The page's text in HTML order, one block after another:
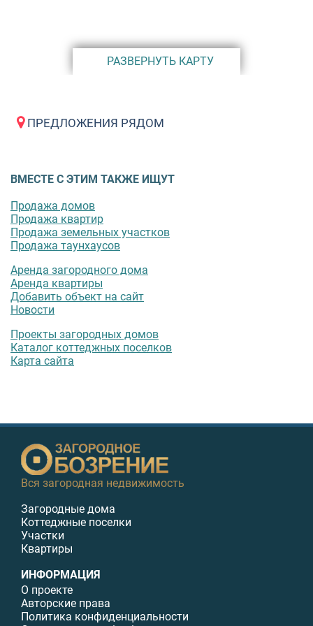
Дорога от Поселка до СПБ занимает не более 15
минут. Добраться до города можно как на личном
автомобиле, так и общественным транспортном
РАЗВЕРНУТЬ КАРТУ
ПРЕДЛОЖЕНИЯ РЯДОМ
ВМЕСТЕ С ЭТИМ ТАКЖЕ ИЩУТ
Продажа домов
Продажа квартир
Продажа земельных участков
Продажа таунхаусов
Аренда загородного дома
Аренда квартиры
Добавить объект на сайт
Новости
Проекты загородных домов
Каталог коттеджных поселков
Карта сайта
Вся загородная недвижимость
Загородные дома
Коттеджные поселки
Участки
Квартиры
ИНФОРМАЦИЯ
О проекте
Авторские права
Политика конфиденциальности